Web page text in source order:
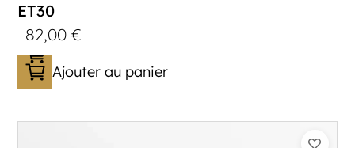
ET30
82,00€
Ajouter au panier